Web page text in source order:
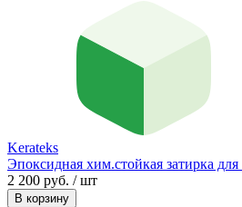
Kerateks
Эпоксидная хим.стойкая затирка
2 200 руб. / шт
В корзину